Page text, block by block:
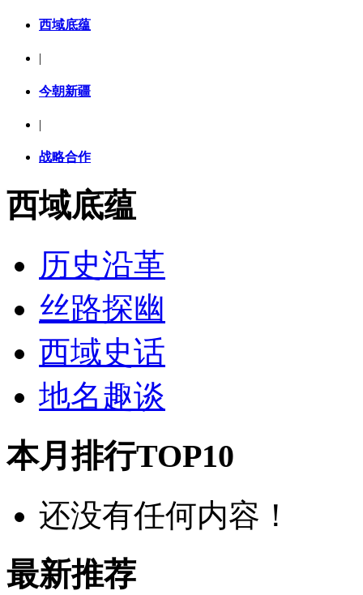
西域底蕴
|
今朝新疆
|
战略合作
西域底蕴
历史沿革
丝路探幽
西域史话
地名趣谈
本月排行TOP10
还没有任何内容！
最新推荐